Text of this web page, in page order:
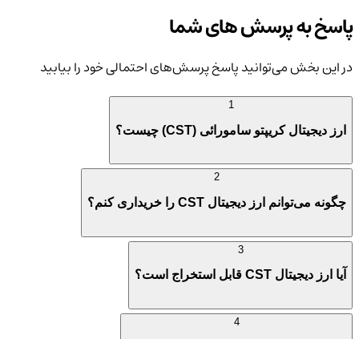
پاسخ به پرسش های شما
در این بخش می‌توانید پاسخ پرسش‌های احتمالی خود را بیابید
ارز دیجیتال کریپتو سامورائی (CST) چیست؟
چگونه می‌توانم ارز دیجیتال CST را خریداری کنم؟
آیا ارز دیجیتال CST قابل استخراج است؟